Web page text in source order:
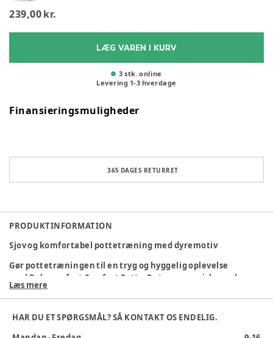
239,00 kr.
LÆG VAREN I KURV
3 stk. online
Levering 1-3 hverdage
Finansieringsmuligheder
365 DAGES RETURRET
PRODUKTINFORMATION
Sjov og komfortabel pottetræning med dyremotiv
Gør pottetræningen til en tryg og hyggelig oplevelse
med Bebeconfort Comfort Potty. Det ergonomiske ryglæn og
det bløde sæde giver dit barn den støtte og komfort, de har
brug for, mens det søde dyredesign gør det hele lidt sjovere.
Den aftagelige inderpotte med stænkbeskyttelse gør
Læs mere
HAR DU ET SPØRGSMÅL? SÅ KONTAKT OS ENDELIG.